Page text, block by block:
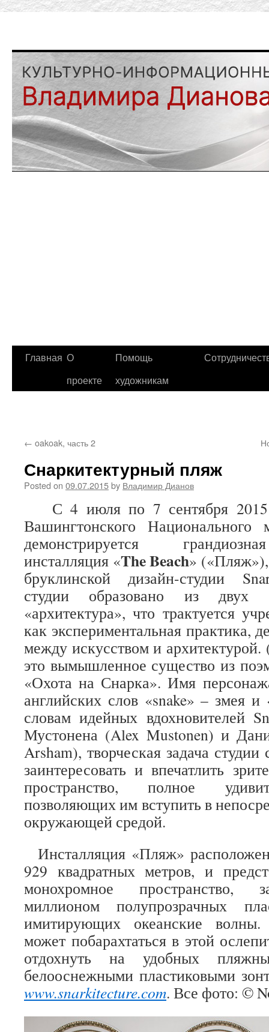
Главная О
проекте
Помощь
художникам
← oakoak, часть 2
Снаркитектурный пляж
Posted on 09.07.2015by Владимир Дианов
С 4 июля по 7 сентября 2015
Вашингтонского Национального
демонстрируется
инсталляция «The Beach» («Пляж»),
бруклинской дизайн-студии
студии образовано из
«архитектура», что трактуется
как экспериментальная практика,
между искусством и
это вымышленное существо из
«Охота на Снарка». Имя
английских слов «snake» – змея
словам идейных вдохновителей
Мустонена (Alex Mustonen) и
Arsham), творческая задача
заинтересовать и впечатлить
пространство, полное
позволяющих им вступить в
окружающей средой.
Инсталляция «Пляж»
929 квадратных метров, и
монохромное пространство,
миллионом полупрозрачных
имитирующих океанские
может побарахтаться в этой
отдохнуть на удобных
белооснежными пластиковыми
www.snarkitecture.com. Все фото: ©